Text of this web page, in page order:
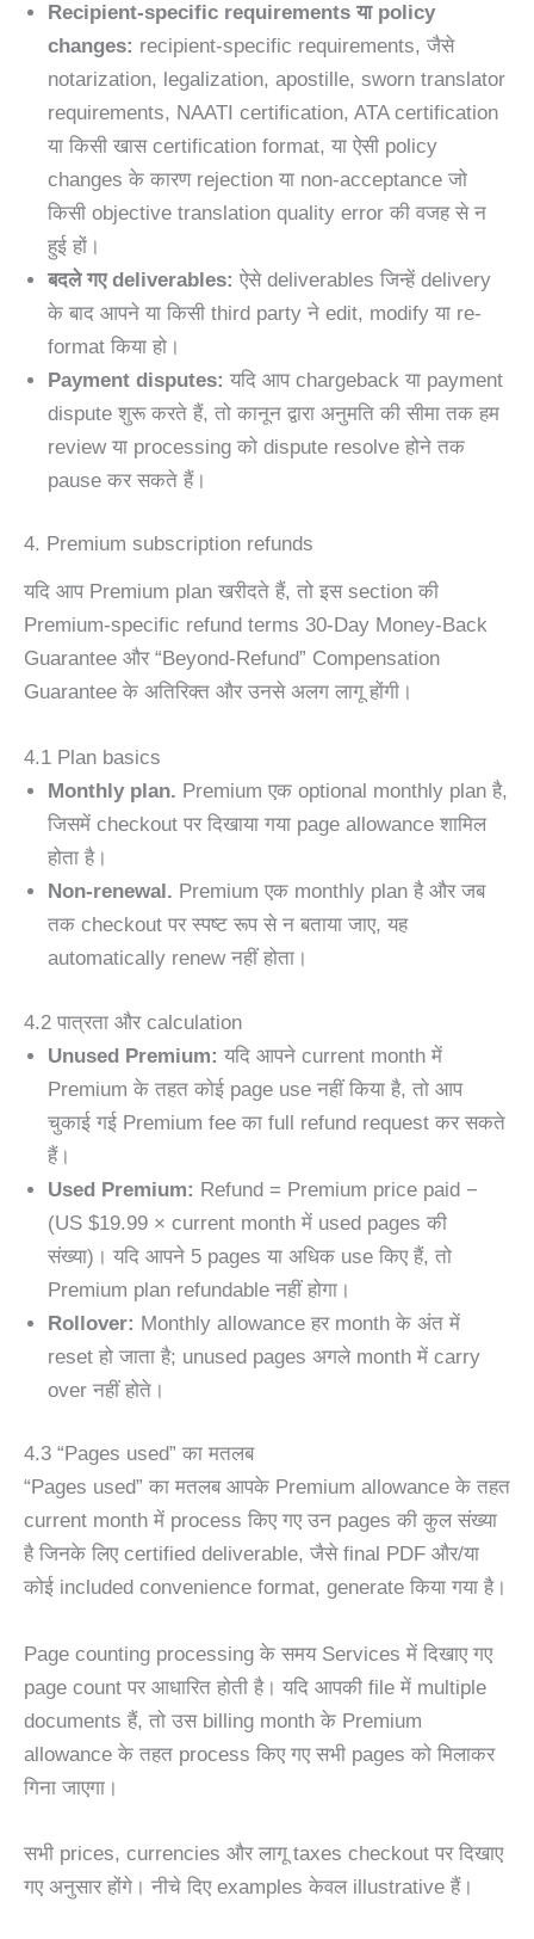
Recipient-specific requirements या policy
changes: recipient-specific requirements, जैसे
notarization, legalization, apostille, sworn translator
requirements, NAATI certification, ATA certification
या किसी खास certification format, या ऐसी policy
changes के कारण rejection या non-acceptance जो
किसी objective translation quality error की वजह से न
हुई हों।
बदले गए deliverables: ऐसे deliverables जिन्हें delivery
के बाद आपने या किसी third party ने edit, modify या re-
format किया हो।
Payment disputes: यदि आप chargeback या payment
dispute शुरू करते हैं, तो कानून द्वारा अनुमति की सीमा तक हम
review या processing को dispute resolve होने तक
pause कर सकते हैं।
4. Premium subscription refunds
यदि आप Premium plan खरीदते हैं, तो इस section की
Premium-specific refund terms 30-Day Money-Back
Guarantee और “Beyond-Refund” Compensation
Guarantee के अतिरिक्त और उनसे अलग लागू होंगी।
4.1 Plan basics
Monthly plan. Premium एक optional monthly plan है,
जिसमें checkout पर दिखाया गया page allowance शामिल
होता है।
Non-renewal. Premium एक monthly plan है और जब
तक checkout पर स्पष्ट रूप से न बताया जाए, यह
automatically renew नहीं होता।
4.2 पात्रता और calculation
Unused Premium: यदि आपने current month में
Premium के तहत कोई page use नहीं किया है, तो आप
चुकाई गई Premium fee का full refund request कर सकते
हैं।
Used Premium: Refund = Premium price paid −
(US $19.99 × current month में used pages की
संख्या)। यदि आपने 5 pages या अधिक use किए हैं, तो
Premium plan refundable नहीं होगा।
Rollover: Monthly allowance हर month के अंत में
reset हो जाता है; unused pages अगले month में carry
over नहीं होते।
4.3 “Pages used” का मतलब
“Pages used” का मतलब आपके Premium allowance के तहत
current month में process किए गए उन pages की कुल संख्या
है जिनके लिए certified deliverable, जैसे final PDF और/या
कोई included convenience format, generate किया गया है।
Page counting processing के समय Services में दिखाए गए
page count पर आधारित होती है। यदि आपकी file में multiple
documents हैं, तो उस billing month के Premium
allowance के तहत process किए गए सभी pages को मिलाकर
गिना जाएगा।
सभी prices, currencies और लागू taxes checkout पर दिखाए
गए अनुसार होंगे। नीचे दिए examples केवल illustrative हैं।